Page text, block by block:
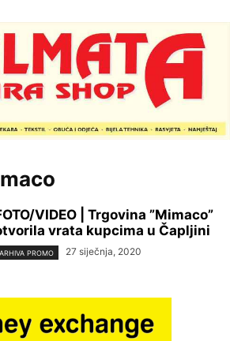
VIDEO | Trgovina ”Mimaco”
vrata kupcima u Čapljini
ARHIVA PROMO 27 siječnja, 2020